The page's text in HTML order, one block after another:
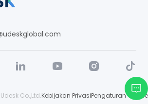
Udesk Co.,Ltd.Kebijakan PrivasiPengaturan Cookie